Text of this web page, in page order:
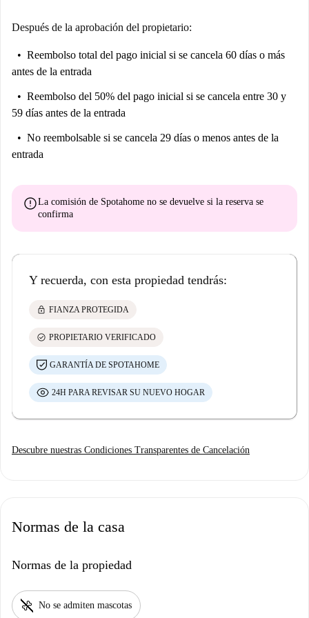
Después de la aprobación del propietario:
Reembolso total del pago inicial si se cancela 60 días o más
antes de la entrada
Reembolso del 50% del pago inicial si se cancela entre 30 y
59 días antes de la entrada
No reembolsable si se cancela 29 días o menos antes de la
entrada
errorLa comisión de Spotahome no se devuelve si la reserva se
confirma
Y recuerda, con esta propiedad tendrás:
lock FIANZA PROTEGIDA
check_circle PROPIETARIO VERIFICADO
GARANTÍA DE SPOTAHOME
24H PARA REVISAR SU NUEVO HOGAR
Descubre nuestras Condiciones Transparentes de Cancelación
Normas de la casa
Normas de la propiedad
pet_supplies No se admiten mascotas